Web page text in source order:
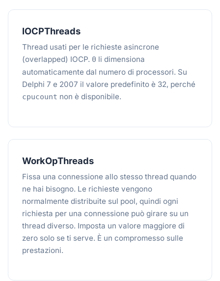
IOCPThreads
Thread usati per le richieste asincrone
(overlapped) IOCP. 0 li dimensiona
automaticamente dal numero di processori. Su
Delphi 7 e 2007 il valore predefinito è 32, perché
cpucount non è disponibile.
WorkOpThreads
Fissa una connessione allo stesso thread quando
ne hai bisogno. Le richieste vengono
normalmente distribuite sul pool, quindi ogni
richiesta per una connessione può girare su un
thread diverso. Imposta un valore maggiore di
zero solo se ti serve. È un compromesso sulle
prestazioni.